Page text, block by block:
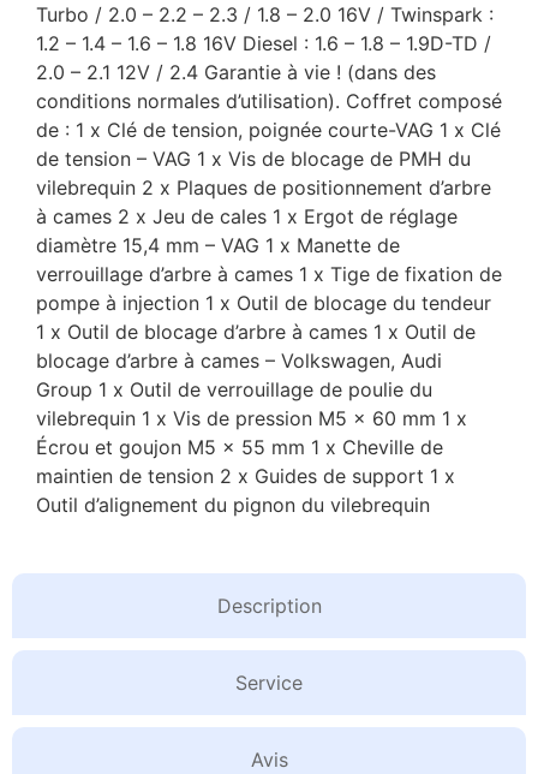
Description
Service
Avis
Turbo / 2.0 – 2.2 – 2.3 / 1.8 – 2.0 16V / Twinspark :
1.2 – 1.4 – 1.6 – 1.8 16V Diesel : 1.6 – 1.8 – 1.9D-TD /
2.0 – 2.1 12V / 2.4 Garantie à vie ! (dans des
conditions normales d’utilisation). Coffret composé
de : 1 x Clé de tension, poignée courte-VAG 1 x Clé
de tension – VAG 1 x Vis de blocage de PMH du
vilebrequin 2 x Plaques de positionnement d’arbre
à cames 2 x Jeu de cales 1 x Ergot de réglage
diamètre 15,4 mm – VAG 1 x Manette de
verrouillage d’arbre à cames 1 x Tige de fixation de
pompe à injection 1 x Outil de blocage du tendeur
1 x Outil de blocage d’arbre à cames 1 x Outil de
blocage d’arbre à cames – Volkswagen, Audi
Group 1 x Outil de verrouillage de poulie du
vilebrequin 1 x Vis de pression M5 x 60 mm 1 x
Écrou et goujon M5 x 55 mm 1 x Cheville de
maintien de tension 2 x Guides de support 1 x
Outil d’alignement du pignon du vilebrequin